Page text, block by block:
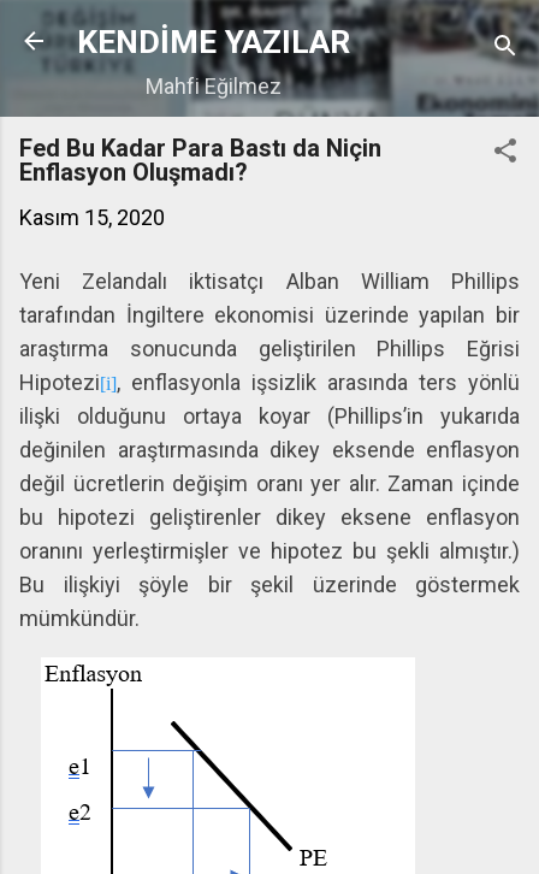
Ana içeriğe atla
KENDİME YAZILAR
Mahfi Eğilmez
Fed Bu Kadar Para Bastı da Niçin
Enflasyon Oluşmadı?
Kasım 15, 2020
Yeni Zelandalı iktisatçı Alban William Phillips
tarafından İngiltere ekonomisi üzerinde yapılan bir
araştırma sonucunda geliştirilen Phillips Eğrisi
Hipotezi[i], enflasyonla işsizlik arasında ters yönlü
ilişki olduğunu ortaya koyar (Phillips’in yukarıda
değinilen araştırmasında dikey eksende enflasyon
değil ücretlerin değişim oranı yer alır. Zaman içinde
bu hipotezi geliştirenler dikey eksene enflasyon
oranını yerleştirmişler ve hipotez bu şekli almıştır.)
Bu ilişkiyi şöyle bir şekil üzerinde göstermek
mümkündür.